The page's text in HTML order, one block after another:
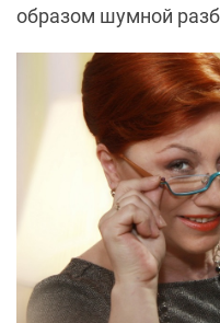
образом шумной